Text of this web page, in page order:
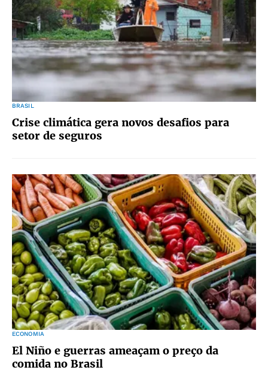
BRASIL
Crise climática gera novos desafios para
setor de seguros
ECONOMIA
El Niño e guerras ameaçam o preço da
comida no Brasil